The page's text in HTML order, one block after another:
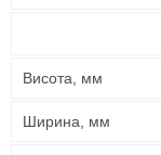
Висота, мм
Ширина, мм